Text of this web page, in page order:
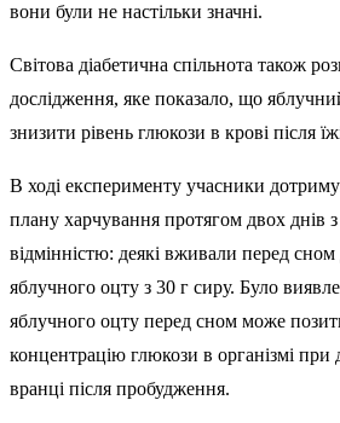
вони були не настільки значні.
Світова діабетична спільнота також
дослідження, яке показало, що
знизити рівень глюкози в крові після
В ході експерименту учасники
плану харчування протягом двох днів
відмінністю: деякі вживали перед сном
яблучного оцту з 30 г сиру. Було
яблучного оцту перед сном може
концентрацію глюкози в організмі при
вранці після пробудження.